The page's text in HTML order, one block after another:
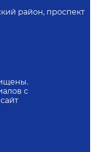
район, проспект
с